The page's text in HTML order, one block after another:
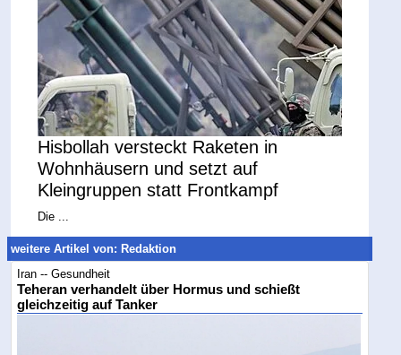
Hisbollah versteckt Raketen in
Wohnhäusern und setzt auf
Kleingruppen statt Frontkampf
Die ...
weitere Artikel von: Redaktion
Iran -- Gesundheit
Teheran verhandelt über Hormus und schießt
gleichzeitig auf Tanker